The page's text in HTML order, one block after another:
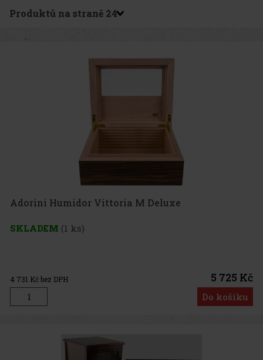
Produktů na straně
Adorini Humidor Vittoria M Deluxe
SKLADEM (1 ks)
4 731 Kč bez DPH 5 725 Kč
Do košíku